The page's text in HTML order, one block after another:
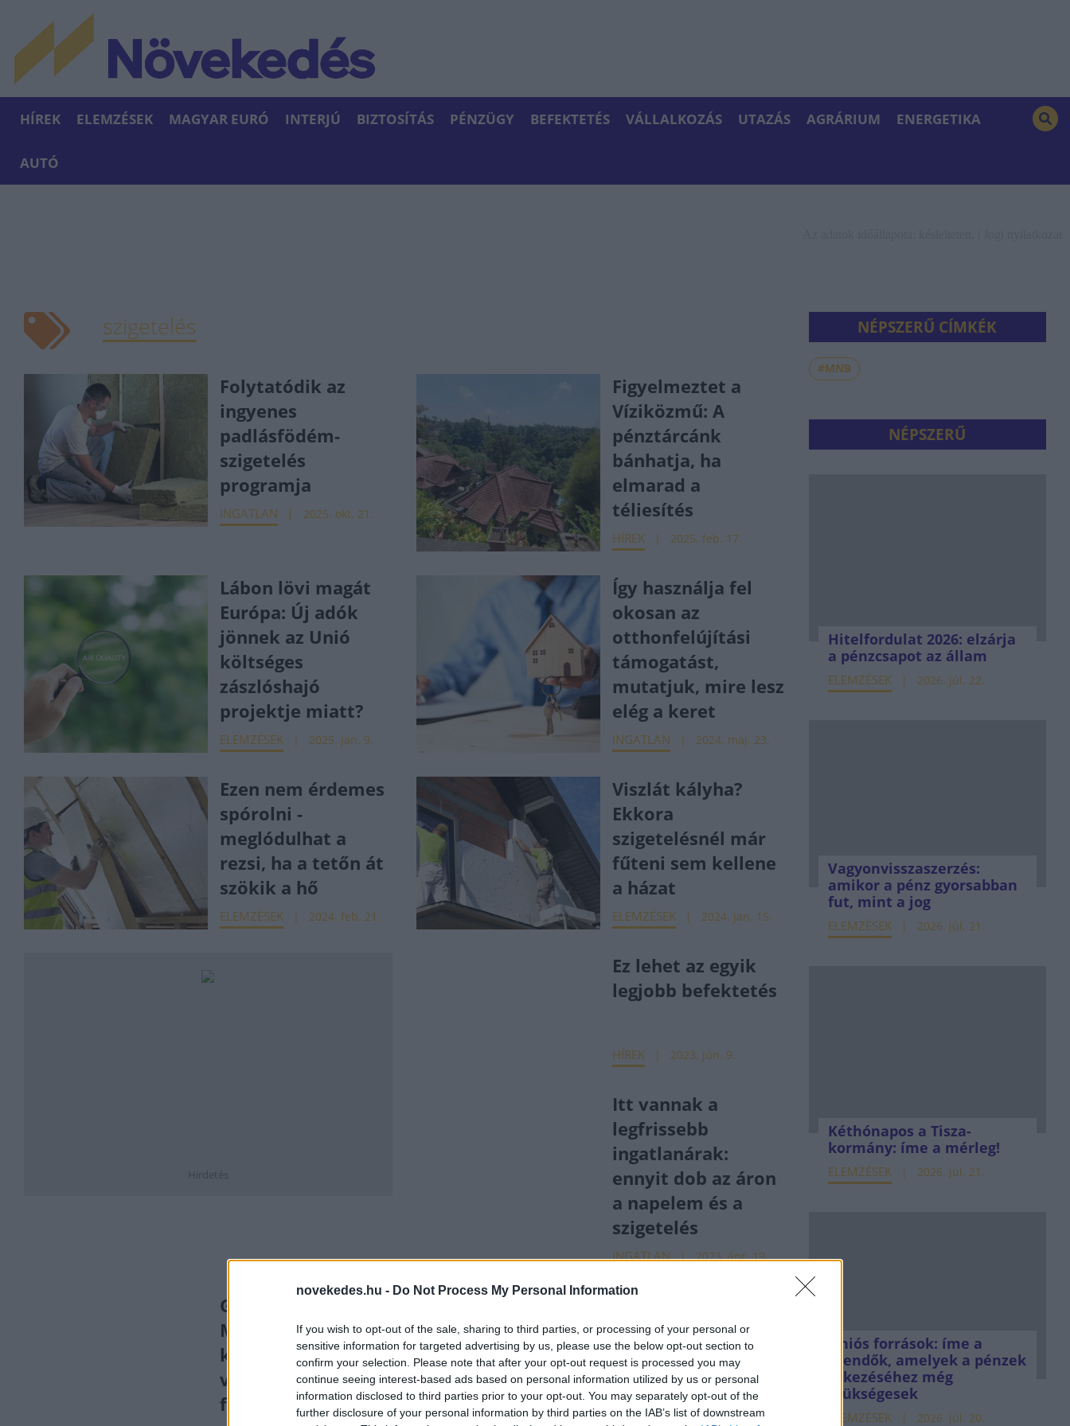
novekedes.hu - Do Not Process My Personal Information
If you wish to opt-out of the sale, sharing to third parties, or processing of your personal or
sensitive information for targeted advertising by us, please use the below opt-out section to
confirm your selection. Please note that after your opt-out request is processed you may
continue seeing interest-based ads based on personal information utilized by us or personal
information disclosed to third parties prior to your opt-out. You may separately opt-out of the
further disclosure of your personal information by third parties on the IAB’s list of downstream
HÍREK ELEMZÉSEK MAGYAR EURÓ INTERJÚ BIZTOSÍTÁS PÉNZÜGY BEFEKTETÉS VÁLLALKOZÁS UTAZÁS AGRÁRIUM ENERGETIKA
AUTÓ
szigetelés
Folytatódik az
ingyenes
padlásfödém-
szigetelés
programja
INGATLAN 2025. okt. 21.
Figyelmeztet a
Víziközmű: A
pénztárcánk
bánhatja, ha
elmarad a
téliesítés
HÍREK 2025. feb. 17.
Lábon lövi magát
Európa: Új adók
jönnek az Unió
költséges
zászlóshajó
projektje miatt?
ELEMZÉSEK 2025. jan. 9.
Így használja fel
okosan az
otthonfelújítási
támogatást,
mutatjuk, mire lesz
elég a keret
INGATLAN 2024. máj. 23.
Ezen nem érdemes
spórolni -
meglódulhat a
rezsi, ha a tetőn át
szökik a hő
ELEMZÉSEK 2024. feb. 21.
Viszlát kályha?
Ekkora
szigetelésnél már
fűteni sem kellene
a házat
ELEMZÉSEK 2024. jan. 15.
Hirdetés
Ez lehet az egyik
legjobb befektetés
HÍREK 2023. jún. 9.
Itt vannak a
legfrissebb
ingatlanárak:
ennyit dob az áron
a napelem és a
szigetelés
INGATLAN 2023. ápr. 19.
Gázmérnök:
Majdnem mindenki
kénytelen lesz
világpiaci árat
fizetni a gázért
mértékben
csökkenthető a
rezsiszámla kis
befektetéssel is,
NÉPSZERŰ CÍMKÉK
#MNB
NÉPSZERŰ
Hitelfordulat 2026: elzárja
a pénzcsapot az állam
ELEMZÉSEK 2026. júl. 22.
Vagyonvisszaszerzés:
amikor a pénz gyorsabban
fut, mint a jog
ELEMZÉSEK 2026. júl. 21.
Kéthónapos a Tisza-
kormány: íme a mérleg!
ELEMZÉSEK 2026. júl. 21.
Uniós források: íme a
teendők, amelyek a pénzek
érkezéséhez még
szükségesek
ELEMZÉSEK 2026. júl. 20.